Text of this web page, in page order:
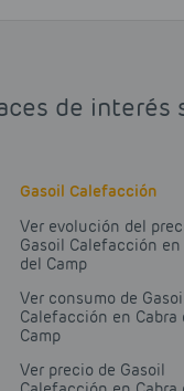
de interés
Gasoil Calefacción
Ver evolución del
Gasoil Calefacción en
del Camp
Ver consumo de
Calefacción en Cabra
Camp
Ver precio de Gasoil